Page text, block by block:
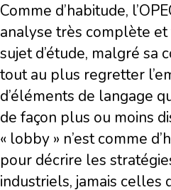
Comme d’habitude,
analyse très complète
sujet d’étude, malgré sa
tout au plus regretter
d’éléments de langage
de façon plus ou moins
« lobby » n’est comme
pour décrire les
industriels, jamais celles